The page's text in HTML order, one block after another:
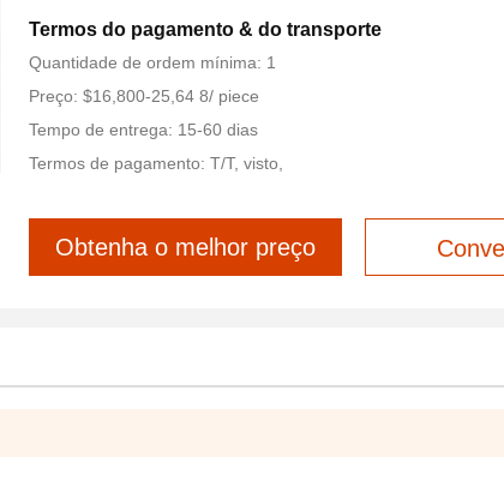
Termos do pagamento & do transporte
Quantidade de ordem mínima: 1
Preço: $16,800-25,64 8/ piece
Tempo de entrega: 15-60 dias
Termos de pagamento: T/T, visto,
Obtenha o melhor preço